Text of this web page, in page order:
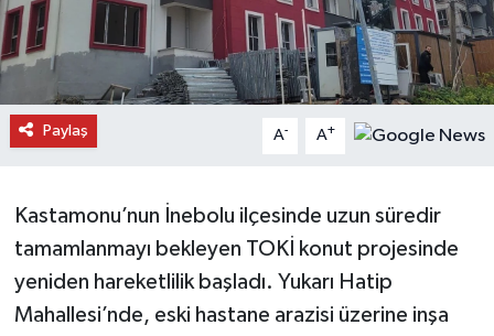
Paylaş A- A+
Kastamonu’nun İnebolu ilçesinde uzun süredir
tamamlanmayı bekleyen TOKİ konut projesinde
yeniden hareketlilik başladı. Yukarı Hatip
Mahallesi’nde, eski hastane arazisi üzerine inşa
Hanönü Haberleri
İhsangazi Haberleri
Küre Haberleri
Merkez Haberleri
Pınarbaşı Haberleri